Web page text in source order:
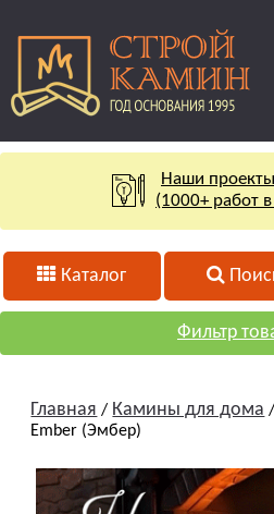
Наши
(1000+ работ
Каталог
Фильтр
Главная / Камины для дома /
Ember (Эмбер)